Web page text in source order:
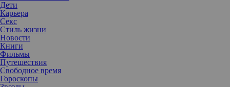
Дети
Карьера
Секс
Стиль жизни
Новости
Книги
Фильмы
Путешествия
Свободное время
Гороскопы